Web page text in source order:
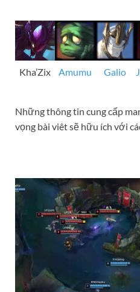
Kha’Zix Amumu Galio
Những thông tin cung cấp
vọng bài viêt sẽ hữu ích với